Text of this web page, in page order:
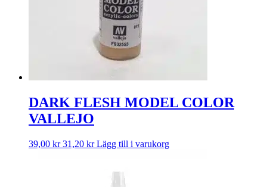
DARK FLESH MODEL COLOR
VALLEJO
39,00 kr 31,20 kr Lägg till i varukorg